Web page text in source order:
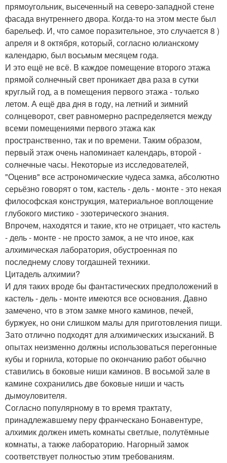
прямоугольник, высеченный на северо-западной стене
фасада внутреннего двора. Когда-то на этом месте был
барельеф. И, что самое поразительное, это случается 8 )
апреля и 8 октября, который, согласно юлианскому
календарю, был восьмым месяцем года.
И это ещё не всё. В каждое помещение второго этажа
прямой солнечный свет проникает два раза в сутки
круглый год, а в помещения первого этажа - только
летом. А ещё два дня в году, на летний и зимний
солнцеворот, свет равномерно распределяется между
всеми помещениями первого этажа как
пространственно, так и по времени. Таким образом,
первый этаж очень напоминает календарь, второй -
солнечные часы. Некоторые из исследователей,
"Оценив" все астрономические чудеса замка, абсолютно
серьёзно говорят о том, кастель - дель - монте - это некая
философская конструкция, материальное воплощение
глубокого мистико - эзотерического знания.
Впрочем, находятся и такие, кто не отрицает, что кастель
- дель - монте - не просто замок, а не что иное, как
алхимическая лаборатория, обустроенная по
последнему слову тогдашней техники.
Цитадель алхимии?
И для таких вроде бы фантастических предположений в
кастель - дель - монте имеются все основания. Давно
замечено, что в этом замке много каминов, печей,
буржуек, но они слишком малы для приготовления пищи.
Зато отлично подходят для алхимических изысканий. В
опытах неизменно должны использоваться перегонные
кубы и горнила, которые по окончанию работ обычно
ставились в боковые ниши каминов. В восьмой зале в
камине сохранились две боковые ниши и часть
дымоуловителя.
Согласно популярному в то время трактату,
принадлежавшему перу франческано Бонавентуре,
алхимик должен иметь комнаты светлые, полутёмные
комнаты, а также лабораторию. Нагорный замок
соответствует полностью этим требованиям.